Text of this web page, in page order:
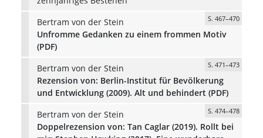
Bertram von der Stein
S. 467–470
Unfromme Gedanken zu einem frommen Motiv
(PDF)
Bertram von der Stein
S. 471–473
Rezension von: Berlin-Institut für Bevölkerung
und Entwicklung (2009). Alt und behindert (PDF)
Bertram von der Stein
S. 474–478
Doppelrezension von: Tan Caglar (2019). Rollt bei